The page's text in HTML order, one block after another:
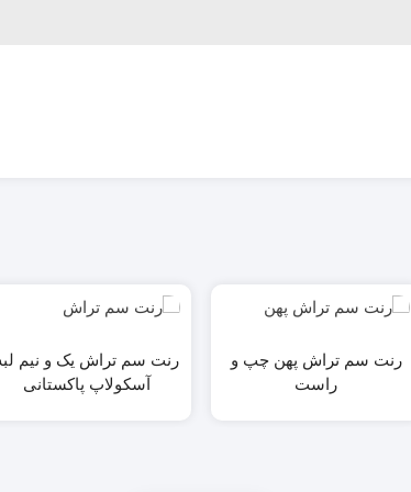
رنت سم تراش پهن چپ و
راست
رنت سم تراش یک و نیم
آسکولاپ پاکستانی